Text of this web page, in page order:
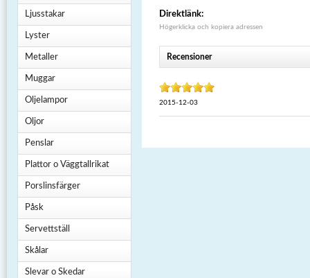
Ljusstakar
Lyster
Metaller
Muggar
Oljelampor
Oljor
Penslar
Plattor o Väggtallrikat
Porslinsfärger
Påsk
Servettställ
Skålar
Slevar o Skedar
Direktlänk:
Högerklicka och kopiera adressen
Recensioner
2015-12-03